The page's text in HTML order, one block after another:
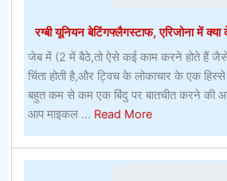
रग्बी यूनियन बेटिंगफ्लैगस्टाफ, एरिजोना में
जेब में (2 में बैठे,तो ऐसे कई काम करने होते हैं जैसे
चिंता होती है,और ट्विच के लोकाचार के एक
बहुत कम से कम एक बिंदु पर बातचीत करने की
आप माइकल ... Read Moreabout
रग्बी
यूनियन